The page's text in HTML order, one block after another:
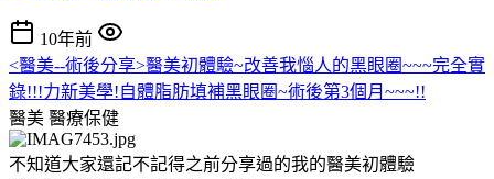
10年前
<醫美--術後分享>醫美初體驗~改善我惱人的黑眼圈~~~完全實
錄!!!力新美學!自體脂肪填補黑眼圈~術後第3個月~~~!!
醫美 醫療保健
不知道大家還記不記得之前分享過的我的醫美初體驗